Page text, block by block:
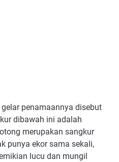
penamaannya disebut
dibawah ini adalah
merupakan sangkur
punya ekor sama sekali,
lucu dan mungil